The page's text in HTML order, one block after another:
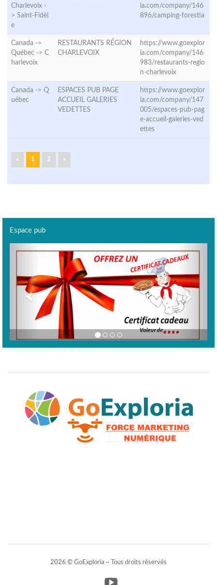
Charlevoix -
> Saint-Fidèl
e
ia.com/company/146
896/camping-forestia
Canada ->
Québec -> C
harlevoix
RESTAURANTS RÉGION
CHARLEVOIX
https://www.goexplor
ia.com/company/146
983/restaurants-regio
n-charlevoix
Canada -> Q
uébec
ESPACES PUB PAGE
ACCUEIL GALERIES
VEDETTES
https://www.goexplor
ia.com/company/147
005/espaces-pub-pag
e-accueil-galeries-ved
ettes
« 1 2 »
Espace pub
2026 © GoExploria ~ Tous droits réservés